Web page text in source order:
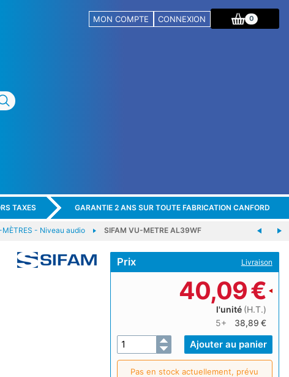
MON COMPTE CONNEXION 0
TAXES GARANTIE 2 ANS SUR TOUTE FABRICATION CANFORD
- Niveau audio SIFAM VU-METRE AL39WF
Prix Livraison
40,09€
l'unité (H.T.)
5+
38,89 €
Pas en stock actuellement, prévu